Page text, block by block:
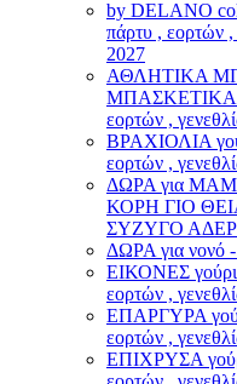
by DELANO
πάρτυ , εορτών ,
2027
ΑΘΛΗΤΙΚΑ
ΜΠΑΣΚΕΤΙΚΑ
εορτών ,
ΒΡΑΧΙΟΛΙA
εορτών ,
ΔΩΡΑ για
ΚΟΡΗ ΓΙΟ
ΣΥΖΥΓΟ
ΔΩΡΑ για νονό
ΕΙΚΟΝΕΣ
εορτών ,
ΕΠΑΡΓΥΡΑ
εορτών ,
ΕΠΙΧΡΥΣΑ